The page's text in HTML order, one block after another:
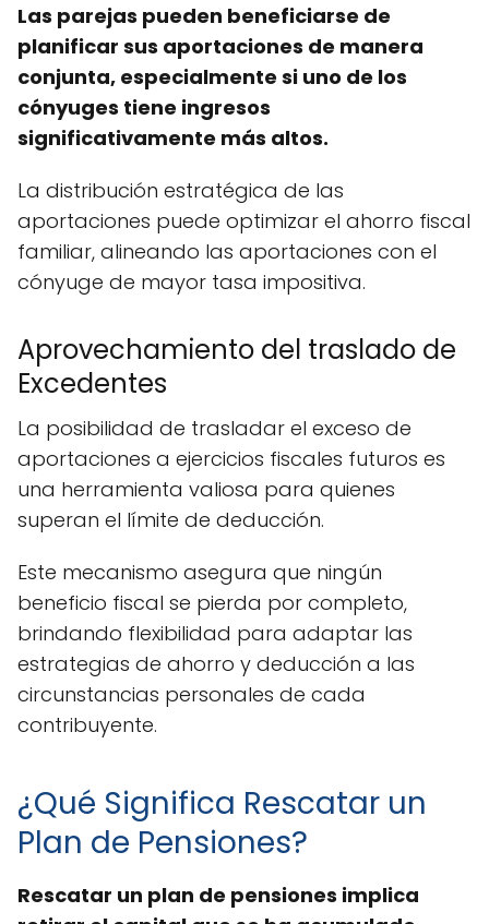
Las parejas pueden beneficiarse de
planificar sus aportaciones de manera
conjunta, especialmente si uno de los
cónyuges tiene ingresos
significativamente más altos.
La distribución estratégica de las
aportaciones puede optimizar el ahorro fiscal
familiar, alineando las aportaciones con el
cónyuge de mayor tasa impositiva.
Aprovechamiento del traslado de
Excedentes
La posibilidad de trasladar el exceso de
aportaciones a ejercicios fiscales futuros es
una herramienta valiosa para quienes
superan el límite de deducción.
Este mecanismo asegura que ningún
beneficio fiscal se pierda por completo,
brindando flexibilidad para adaptar las
estrategias de ahorro y deducción a las
circunstancias personales de cada
contribuyente.
¿Qué Significa Rescatar un
Plan de Pensiones?
Rescatar un plan de pensiones implica